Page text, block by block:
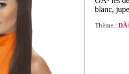
blanc,
Thème :